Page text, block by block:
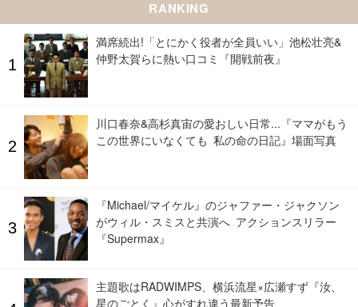
RANKING
満席続出!「とにかく役者が全員いい」池松壮亮&
仲野太賀らに熱い口コミ『開戦前夜』
川口春奈&高杉真宙の愛おしい日常...『ママがもう
この世界にいなくても 私の命の日記』場面写真
『Michael/マイケル』のジャファー・ジャクソン
がウィル・スミスと共演へ アクションスリラー
『Supermax』
主題歌はRADWIMPS、横浜流星×広瀬すず『汝、
星のごとく』心がすれ違う最新予告